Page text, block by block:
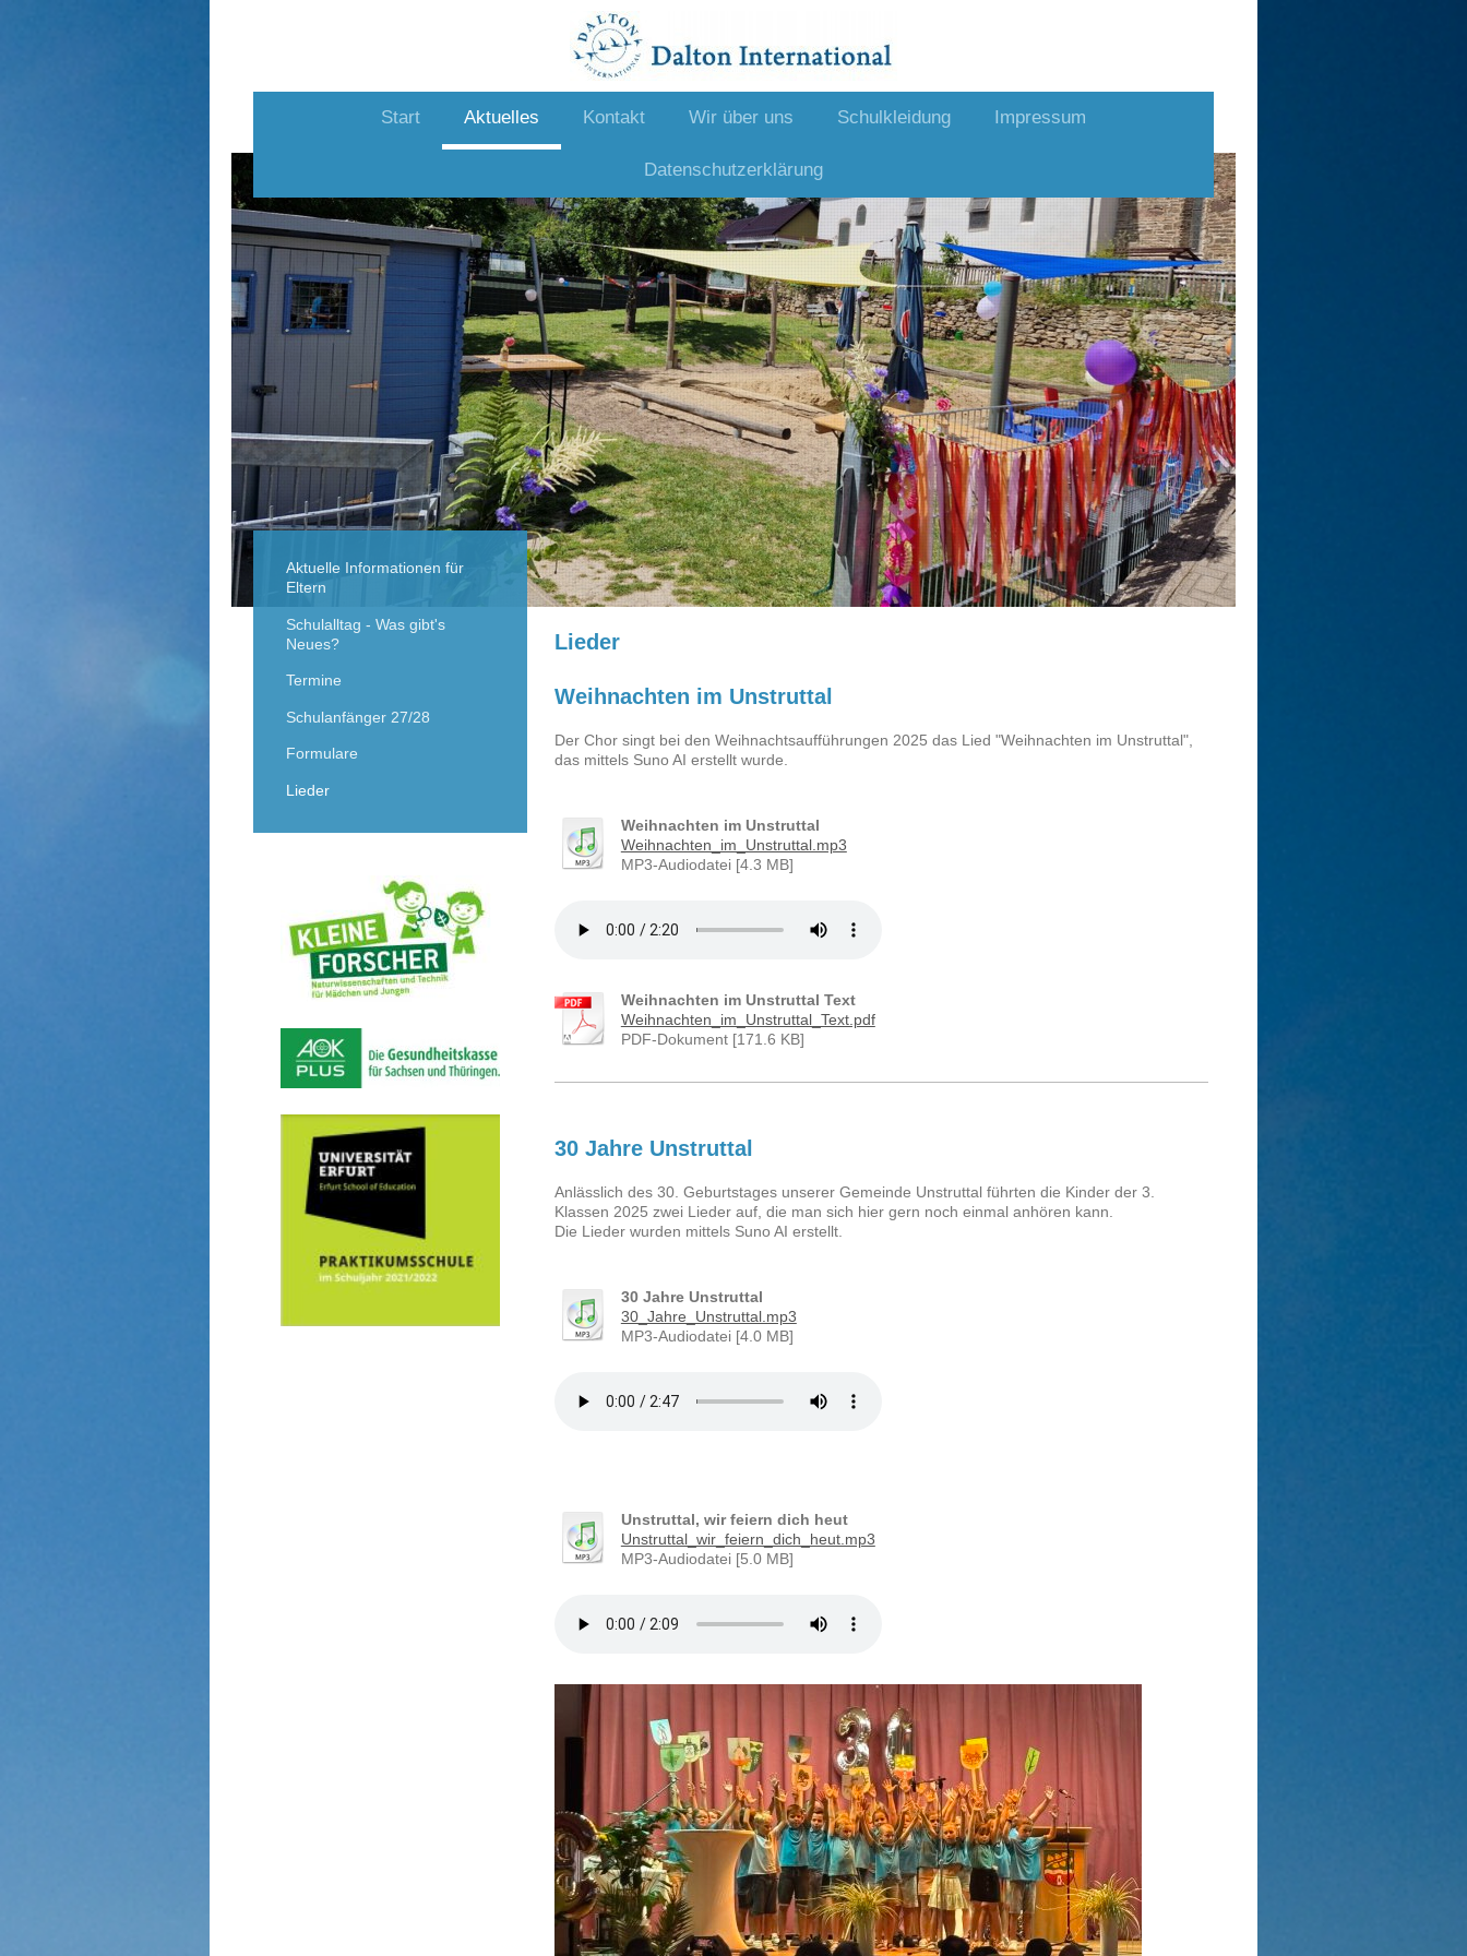
Start Aktuelles Kontakt Wir über uns Schulkleidung Impressum
Datenschutzerklärung
Lieder
Weihnachten im Unstruttal
Der Chor singt bei den Weihnachtsaufführungen 2025 das Lied "Weihnachten im Unstruttal",
das mittels Suno AI erstellt wurde.
Weihnachten im Unstruttal
Weihnachten_im_Unstruttal.mp3
MP3-Audiodatei [4.3 MB]
Weihnachten im Unstruttal Text
Weihnachten_im_Unstruttal_Text.pdf
PDF-Dokument [171.6 KB]
30 Jahre Unstruttal
Anlässlich des 30. Geburtstages unserer Gemeinde Unstruttal führten die Kinder der 3.
Klassen 2025 zwei Lieder auf, die man sich hier gern noch einmal anhören kann.
Die Lieder wurden mittels Suno AI erstellt.
30 Jahre Unstruttal
30_Jahre_Unstruttal.mp3
MP3-Audiodatei [4.0 MB]
Unstruttal, wir feiern dich heut
Unstruttal_wir_feiern_dich_heut.mp3
MP3-Audiodatei [5.0 MB]
Aktuelle Informationen für
Eltern
Schulalltag - Was gibt's
Neues?
Termine
Schulanfänger 27/28
Formulare
Lieder